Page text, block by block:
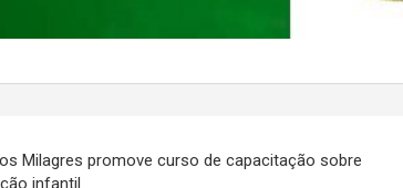
Milagres promove curso de capacitação sobre
infantil